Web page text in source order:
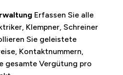
Erfassen Sie alle
Klempner, Schreiner
Sie geleistete
Kontaktnummern,
gesamte Vergütung pro